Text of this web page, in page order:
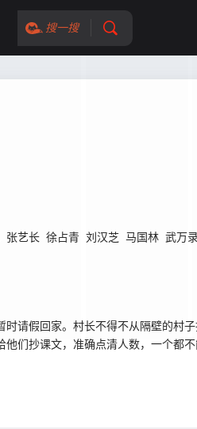
搜一搜
张艺长 徐占青 刘汉芝 马国林 武万
假回家。村长不得不从隔壁的村
们抄课文，准确点清人数，一个都